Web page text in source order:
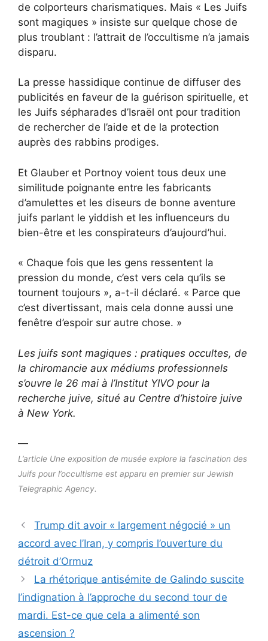
de colporteurs charismatiques. Mais « Les Juifs
sont magiques » insiste sur quelque chose de
plus troublant : l’attrait de l’occultisme n’a jamais
disparu.
La presse hassidique continue de diffuser des
publicités en faveur de la guérison spirituelle, et
les Juifs sépharades d’Israël ont pour tradition
de rechercher de l’aide et de la protection
auprès des rabbins prodiges.
Et Glauber et Portnoy voient tous deux une
similitude poignante entre les fabricants
d’amulettes et les diseurs de bonne aventure
juifs parlant le yiddish et les influenceurs du
bien-être et les conspirateurs d’aujourd’hui.
« Chaque fois que les gens ressentent la
pression du monde, c’est vers cela qu’ils se
tournent toujours », a-t-il déclaré. « Parce que
c’est divertissant, mais cela donne aussi une
fenêtre d’espoir sur autre chose. »
Les juifs sont magiques : pratiques occultes, de
la chiromancie aux médiums professionnels
s’ouvre le 26 mai à l’Institut YIVO pour la
recherche juive, situé au Centre d’histoire juive
à New York.
—
L’article Une exposition de musée explore la fascination des
Juifs pour l’occultisme est apparu en premier sur Jewish
Telegraphic Agency.
Trump dit avoir « largement négocié » un
accord avec l’Iran, y compris l’ouverture du
détroit d’Ormuz
La rhétorique antisémite de Galindo suscite
l’indignation à l’approche du second tour de
mardi. Est-ce que cela a alimenté son
ascension ?